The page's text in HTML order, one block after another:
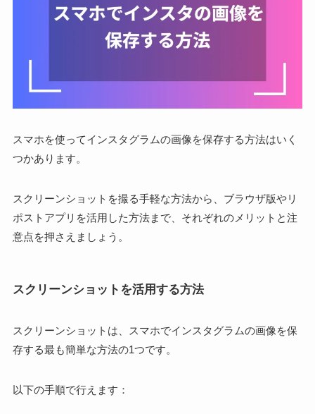
スマホを使ってインスタグラムの画像を保存する方法はいく
つかあります。
スクリーンショットを撮る手軽な方法から、ブラウザ版やリ
ポストアプリを活用した方法まで、それぞれのメリットと注
意点を押さえましょう。
スクリーンショットを活用する方法
スクリーンショットは、スマホでインスタグラムの画像を保
存する最も簡単な方法の1つです。
以下の手順で行えます：